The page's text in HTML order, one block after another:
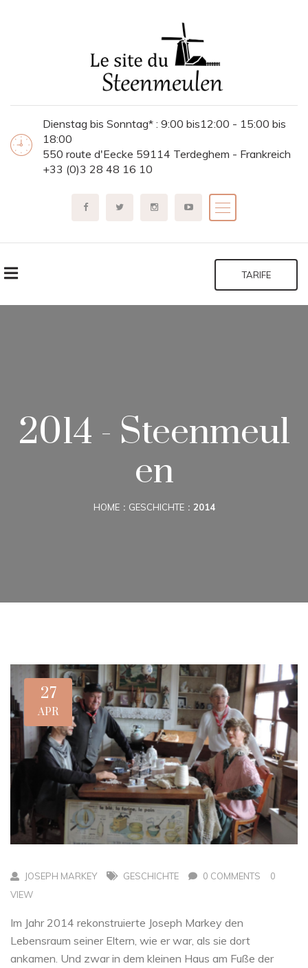
Dienstag bis Sonntag* : 9:00 bis12:00 - 15:00 bis
18:00
550 route d'Eecke 59114 Terdeghem - Frankreich
+33 (0)3 28 48 16 10
TARIFE
2014 - Steenmeul
en
HOME GESCHICHTE 2014
27
APR
JOSEPH MARKEY GESCHICHTE 0 COMMENTS
0
VIEW
Im Jahr 2014 rekonstruierte Joseph Markey den
Lebensraum seiner Eltern, wie er war, als sie dort
ankamen. Und zwar in dem kleinen Haus am Fuße der